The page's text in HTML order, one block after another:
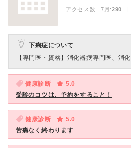
アクセス数 7月:290 |
下痢症について
【専門医・資格】 消化器病専門医、消
健康診断
5.0
受診のコツは、予約をすること！
健康診断
5.0
苦痛なく終わります